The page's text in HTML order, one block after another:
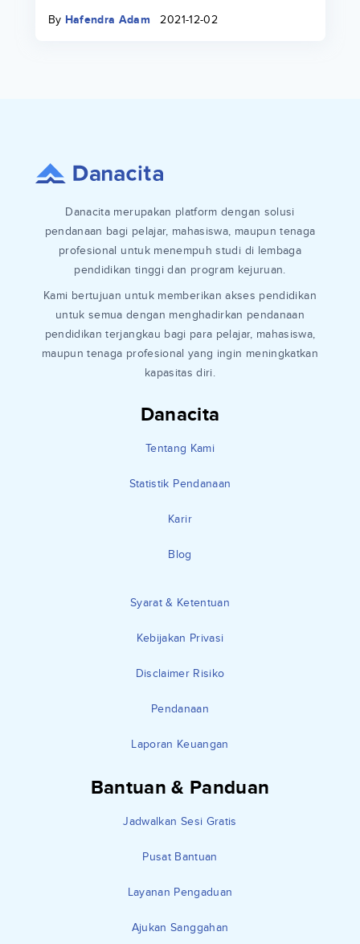
By Hafendra Adam 2021-12-02
Danacita
Tentang Kami
Statistik Pendanaan
Karir
Blog
Syarat & Ketentuan
Kebijakan Privasi
Disclaimer Risiko
Pendanaan
Laporan Keuangan
Bantuan & Panduan
Jadwalkan Sesi Gratis
Pusat Bantuan
Layanan Pengaduan
Ajukan Sanggahan
Danacita merupakan platform dengan solusi
pendanaan bagi pelajar, mahasiswa, maupun tenaga
profesional untuk menempuh studi di lembaga
pendidikan tinggi dan program kejuruan.
Kami bertujuan untuk memberikan akses pendidikan
untuk semua dengan menghadirkan pendanaan
pendidikan terjangkau bagi para pelajar, mahasiswa,
maupun tenaga profesional yang ingin meningkatkan
kapasitas diri.